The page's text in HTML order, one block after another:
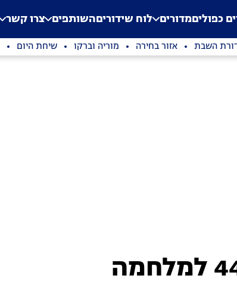
Application error: a
. כפוליםמדורים לוח שידוריםהשותפים צרו קשר
השבת אזור בחירה מוריה וברקו שיחת היום